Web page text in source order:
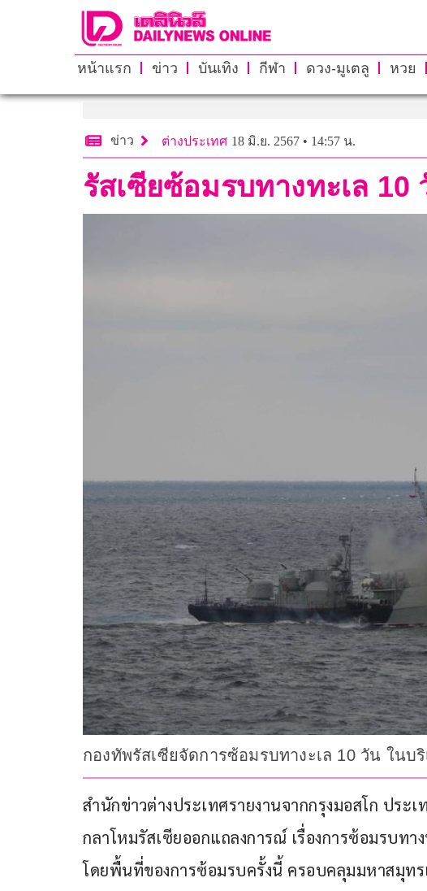
หน้าแรก ข่าว บันเทิง กีฬา ดวง-มูเตลู หวย
ข่าว ต่างประเทศ 18 มิ.ย. 2567 • 14:57 น.
รัสเซียซ้อมรบทางทะเล
กองทัพรัสเซียจัดการซ้อมรบทางะเล 10 วัน ใน
สำนักข่าวต่างประเทศรายงานจากกรุงมอสโก ประ
กลาโหมรัสเซียออกแถลงการณ์ เรื่องการซ้อมรบทา
โดยพื้นที่ของการซ้อมรบครั้งนี้ ครอบคลุมมหาสมุ